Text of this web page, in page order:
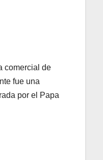
comercial de
fue una
por el Papa